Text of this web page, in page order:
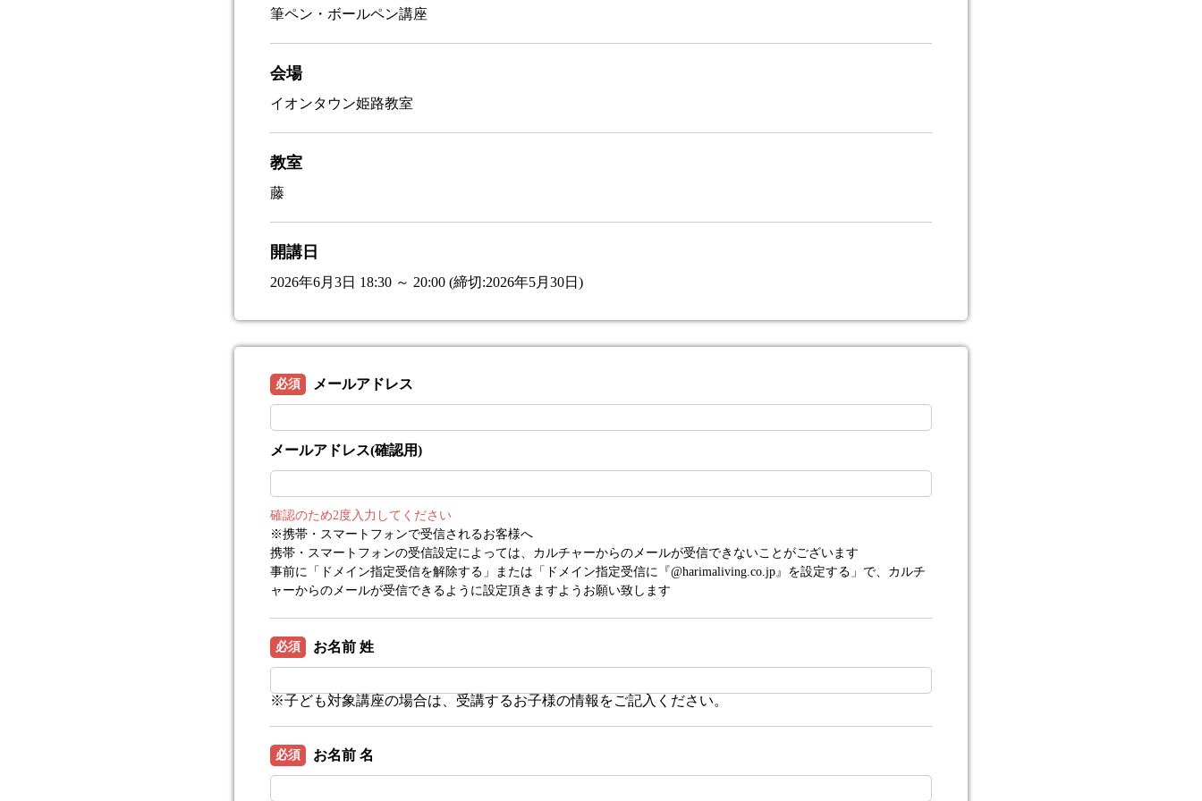
筆ペン・ボールペン講座
会場
イオンタウン姫路教室
教室
藤
開講日
2026年6月3日 18:30 ～ 20:00 (締切:2026年5月30日)
必須 メールアドレス
メールアドレス(確認用)
確認のため2度入力してください
※携帯・スマートフォンで受信されるお客様へ
携帯・スマートフォンの受信設定によっては、カルチャーからのメールが受信できないことがございます
事前に「ドメイン指定受信を解除する」または「ドメイン指定受信に『@harimaliving.co.jp』を設定する」で、カルチ
ャーからのメールが受信できるように設定頂きますようお願い致します
必須 お名前 姓
※子ども対象講座の場合は、受講するお子様の情報をご記入ください。
必須 お名前 名